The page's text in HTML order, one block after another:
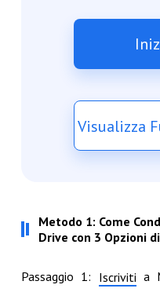
Visualizza
Metodo 1: Come
Drive con 3 Opzioni
Passaggio 1: Iscriviti a